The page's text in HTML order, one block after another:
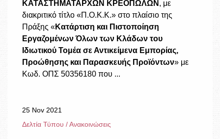
ΚΑΤΑΣΤΗΜΑΤΑΡΧΩΝ ΚΡΕΟΠΩΛΩΝ , με
διακριτικό τίτλο «Π.Ο.Κ.Κ.» στο πλαίσιο της
Πράξης «Κατάρτιση και Πιστοποίηση
Εργαζομένων Όλων των Κλάδων του
Ιδιωτικού Τομέα σε Αντικείμενα Εμπορίας,
Προώθησης και Παρασκευής Προϊόντων» με
Κωδ. ΟΠΣ 50356180 που ...
25 Nov 2021
Δελτία Τύπου / Ανακοινώσεις